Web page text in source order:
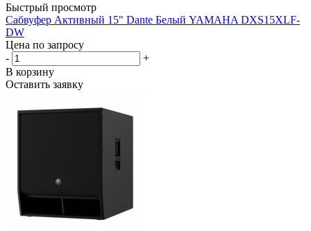
Быстрый просмотр
Сабвуфер Активный 15" Dante Белый YAMAHA DXS15XLF-
DW
Цена по запросу
-
+
В корзину
Оставить заявку